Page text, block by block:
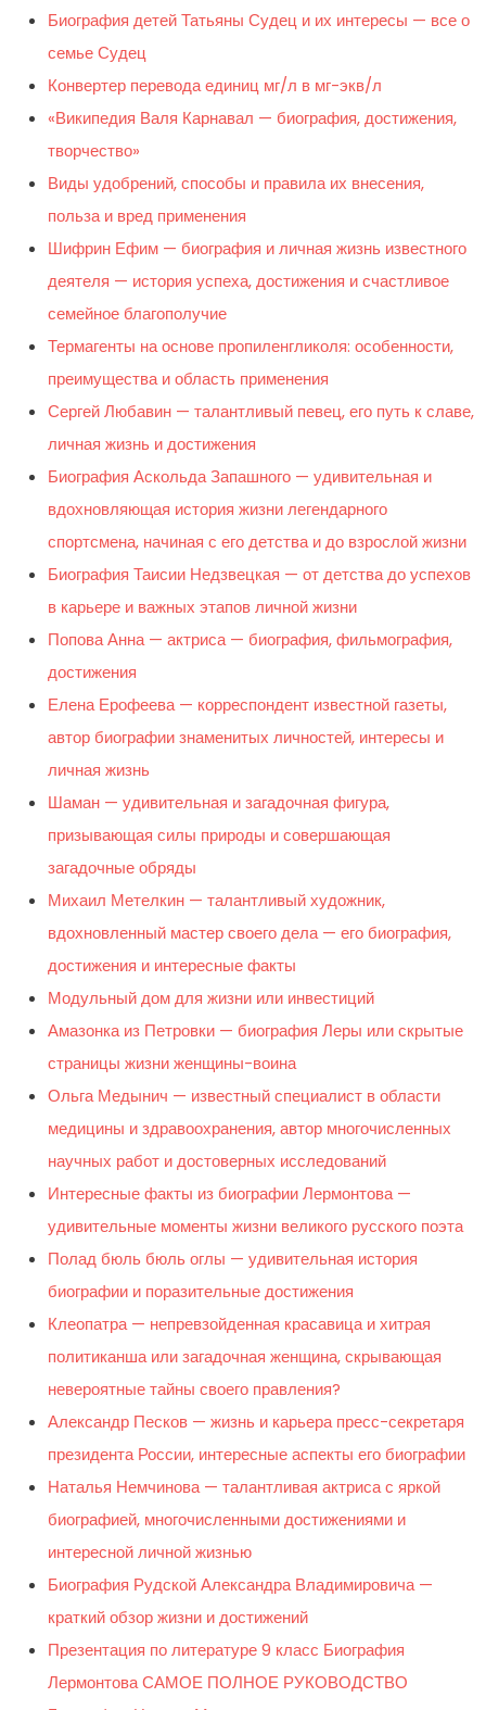
Биография детей Татьяны Судец и их интересы — все о
семье Судец
Конвертер перевода единиц мг/л в мг-экв/л
«Википедия Валя Карнавал — биография, достижения,
творчество»
Виды удобрений, способы и правила их внесения,
польза и вред применения
Шифрин Ефим — биография и личная жизнь известного
деятеля — история успеха, достижения и счастливое
семейное благополучие
Термагенты на основе пропиленгликоля: особенности,
преимущества и область применения
Сергей Любавин — талантливый певец, его путь к славе,
личная жизнь и достижения
Биография Аскольда Запашного — удивительная и
вдохновляющая история жизни легендарного
спортсмена, начиная с его детства и до взрослой жизни
Биография Таисии Недзвецкая — от детства до успехов
в карьере и важных этапов личной жизни
Попова Анна — актриса — биография, фильмография,
достижения
Елена Ерофеева — корреспондент известной газеты,
автор биографии знаменитых личностей, интересы и
личная жизнь
Шаман — удивительная и загадочная фигура,
призывающая силы природы и совершающая
загадочные обряды
Михаил Метелкин — талантливый художник,
вдохновленный мастер своего дела — его биография,
достижения и интересные факты
Модульный дом для жизни или инвестиций
Амазонка из Петровки — биография Леры или скрытые
страницы жизни женщины-воина
Ольга Медынич — известный специалист в области
медицины и здравоохранения, автор многочисленных
научных работ и достоверных исследований
Интересные факты из биографии Лермонтова —
удивительные моменты жизни великого русского поэта
Полад бюль бюль оглы — удивительная история
биографии и поразительные достижения
Клеопатра — непревзойденная красавица и хитрая
политиканша или загадочная женщина, скрывающая
невероятные тайны своего правления?
Александр Песков — жизнь и карьера пресс-секретаря
президента России, интересные аспекты его биографии
Наталья Немчинова — талантливая актриса с яркой
биографией, многочисленными достижениями и
интересной личной жизнью
Биография Рудской Александра Владимировича —
краткий обзор жизни и достижений
Презентация по литературе 9 класс Биография
Лермонтова САМОЕ ПОЛНОЕ РУКОВОДСТВО